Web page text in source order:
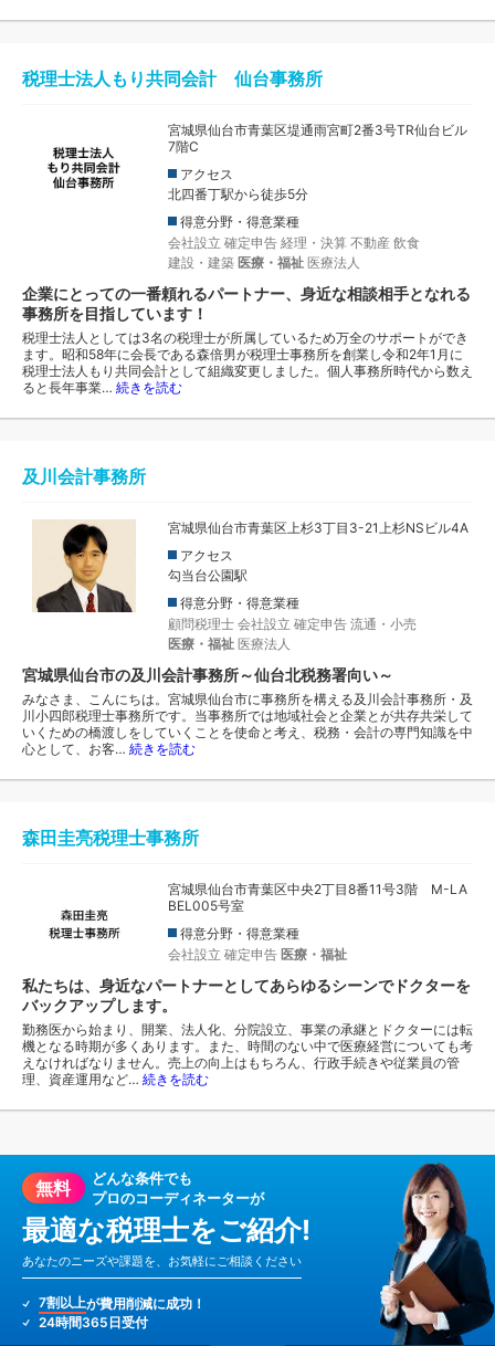
税理士法人もり共同会計 仙台事務所
宮城県仙台市青葉区堤通雨宮町2番3号TR仙台ビル
7階C
アクセス
北四番丁駅から徒歩5分
得意分野・得意業種
会社設立 確定申告 経理・決算 不動産 飲食
建設・建築 医療・福祉 医療法人
企業にとっての一番頼れるパートナー、身近な相談相手となれる
事務所を目指しています！
税理士法人としては3名の税理士が所属しているため万全のサポートができ
ます。昭和58年に会長である森倍男が税理士事務所を創業し令和2年1月に
税理士法人もり共同会計として組織変更しました。個人事務所時代から数え
ると長年事業… 続きを読む
及川会計事務所
宮城県仙台市青葉区上杉3丁目3-21上杉NSビル4A
アクセス
勾当台公園駅
得意分野・得意業種
顧問税理士 会社設立 確定申告 流通・小売
医療・福祉 医療法人
宮城県仙台市の及川会計事務所～仙台北税務署向い～
みなさま、こんにちは。宮城県仙台市に事務所を構える及川会計事務所・及
川小四郎税理士事務所です。当事務所では地域社会と企業とが共存共栄して
いくための橋渡しをしていくことを使命と考え、税務・会計の専門知識を中
心として、お客… 続きを読む
森田圭亮税理士事務所
宮城県仙台市青葉区中央2丁目8番11号3階 M-LA
BEL005号室
得意分野・得意業種
会社設立 確定申告 医療・福祉
私たちは、身近なパートナーとしてあらゆるシーンでドクターを
バックアップします。
勤務医から始まり、開業、法人化、分院設立、事業の承継とドクターには転
機となる時期が多くあります。また、時間のない中で医療経営についても考
えなければなりません。売上の向上はもちろん、行政手続きや従業員の管
理、資産運用など… 続きを読む
無料
どんな条件でも
プロのコーディネーターが
最適な税理士をご紹介!
あなたのニーズや課題を、お気軽にご相談ください
7割以上が費用削減に成功！
24時間365日受付